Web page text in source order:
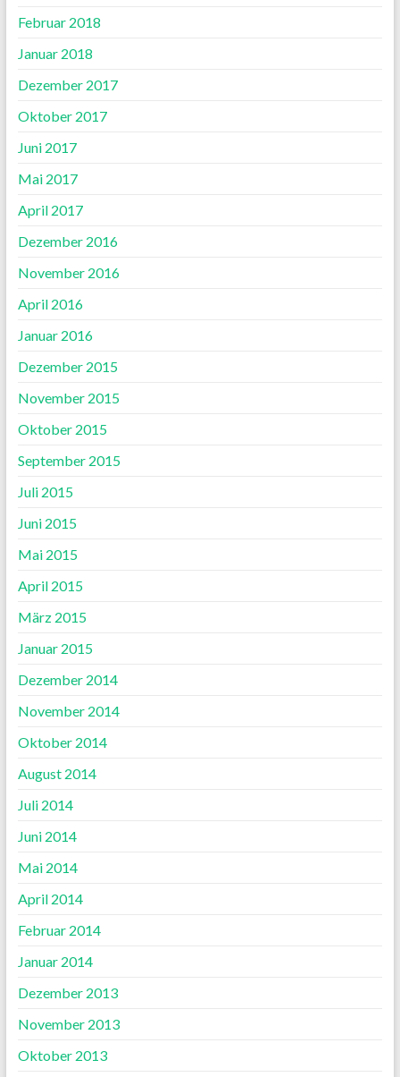
Februar 2018
Januar 2018
Dezember 2017
Oktober 2017
Juni 2017
Mai 2017
April 2017
Dezember 2016
November 2016
April 2016
Januar 2016
Dezember 2015
November 2015
Oktober 2015
September 2015
Juli 2015
Juni 2015
Mai 2015
April 2015
März 2015
Januar 2015
Dezember 2014
November 2014
Oktober 2014
August 2014
Juli 2014
Juni 2014
Mai 2014
April 2014
Februar 2014
Januar 2014
Dezember 2013
November 2013
Oktober 2013